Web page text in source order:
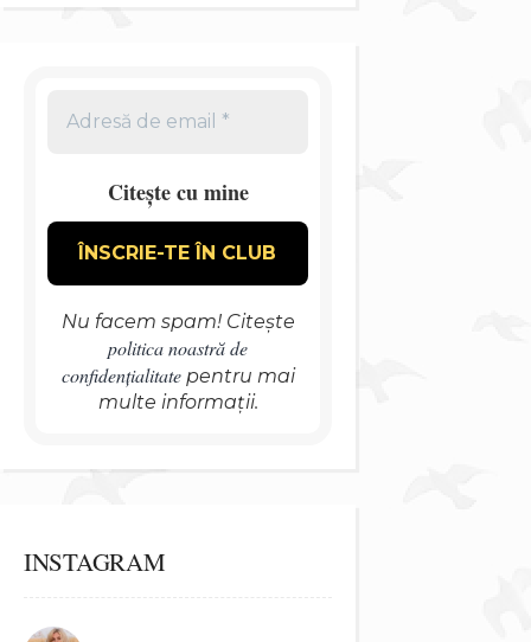
Citește cu mine
Nu facem spam! Citește
politica noastră de
confidențialitatepentru mai
multe informații.
INSTAGRAM